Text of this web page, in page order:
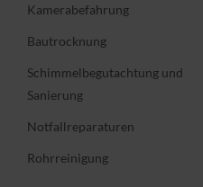
Kamerabefahrung
Bautrocknung
Schimmelbegutachtung und
Sanierung
Notfallreparaturen
Rohrreinigung